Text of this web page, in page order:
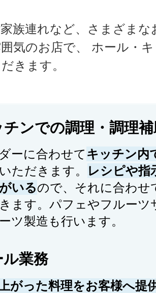
族連れなど、さまざまな
気のお店で、 ホール・
きます。
チンでの調理・調理
ーに合わせて キッチン内
ただきます。 レシピや指
いるので、それに合わせ
ます。パフェやフルーツ
ツ製造も行います。
業務
がった料理をお客様へ提